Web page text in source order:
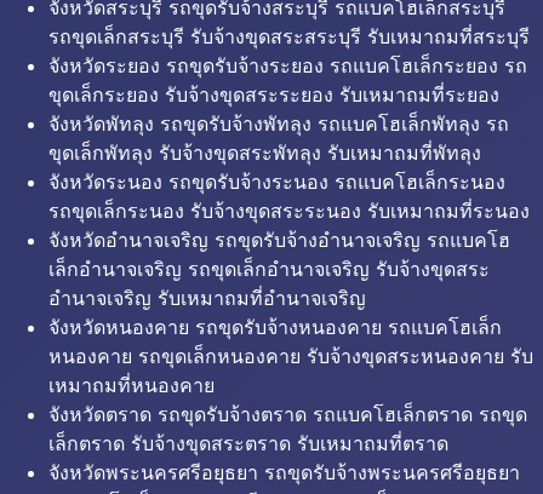
จังหวัดสระบุรี รถขุดรับจ้างสระบุรี รถแบคโฮเล็กสระบุรี
รถขุดเล็กสระบุรี รับจ้างขุดสระสระบุรี รับเหมาถมที่สระบุรี
จังหวัดระยอง รถขุดรับจ้างระยอง รถแบคโฮเล็กระยอง รถ
ขุดเล็กระยอง รับจ้างขุดสระระยอง รับเหมาถมที่ระยอง
จังหวัดพัทลุง รถขุดรับจ้างพัทลุง รถแบคโฮเล็กพัทลุง รถ
ขุดเล็กพัทลุง รับจ้างขุดสระพัทลุง รับเหมาถมที่พัทลุง
จังหวัดระนอง รถขุดรับจ้างระนอง รถแบคโฮเล็กระนอง
รถขุดเล็กระนอง รับจ้างขุดสระระนอง รับเหมาถมที่ระนอง
จังหวัดอำนาจเจริญ รถขุดรับจ้างอำนาจเจริญ รถแบคโฮ
เล็กอำนาจเจริญ รถขุดเล็กอำนาจเจริญ รับจ้างขุดสระ
อำนาจเจริญ รับเหมาถมที่อำนาจเจริญ
จังหวัดหนองคาย รถขุดรับจ้างหนองคาย รถแบคโฮเล็ก
หนองคาย รถขุดเล็กหนองคาย รับจ้างขุดสระหนองคาย รับ
เหมาถมที่หนองคาย
จังหวัดตราด รถขุดรับจ้างตราด รถแบคโฮเล็กตราด รถขุด
เล็กตราด รับจ้างขุดสระตราด รับเหมาถมที่ตราด
จังหวัดพระนครศรีอยุธยา รถขุดรับจ้างพระนครศรีอยุธยา